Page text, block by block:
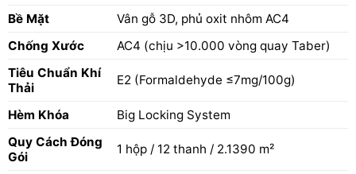
Bề Mặt
Vân gỗ 3D, phủ oxit nhôm AC4
Chống Xước
AC4 (chịu >10.000 vòng quay Taber)
Tiêu Chuẩn Khí
Thải
E2 (Formaldehyde ≤7mg/100g)
Hèm Khóa
Big Locking System
Quy Cách Đóng
Gói
1 hộp / 12 thanh / 2.1390 m²